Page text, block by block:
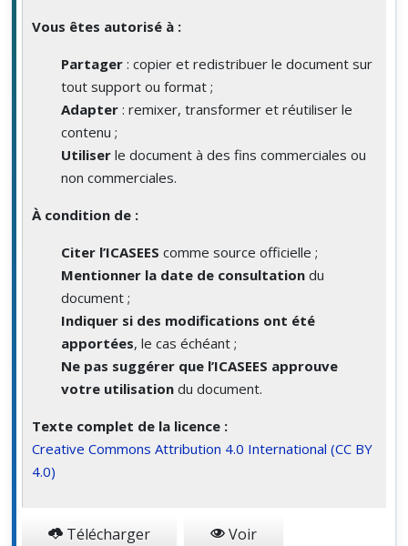
Vous êtes autorisé à :
Partager : copier et redistribuer le document sur
tout support ou format ;
Adapter : remixer, transformer et réutiliser le
contenu ;
Utiliser le document à des fins commerciales ou
non commerciales.
À condition de :
Citer l’ICASEES comme source officielle ;
Mentionner la date de consultation du
document ;
Indiquer si des modifications ont été
apportées, le cas échéant ;
Ne pas suggérer que l’ICASEES approuve
votre utilisation du document.
Texte complet de la licence :
Creative Commons Attribution 4.0 International (CC BY
4.0)
Télécharger Voir